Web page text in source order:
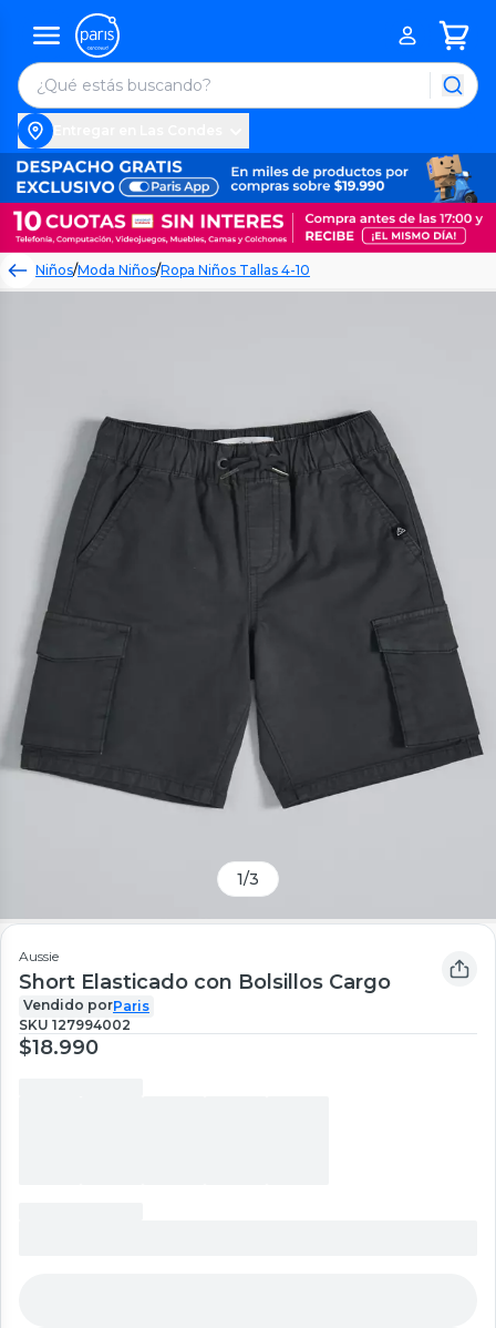
Niños/Moda Niños/Ropa Niños Tallas 4-10
1/3
Aussie
Short Elasticado con Bolsillos Cargo
Vendido porParis
SKU 127994002
$18.990